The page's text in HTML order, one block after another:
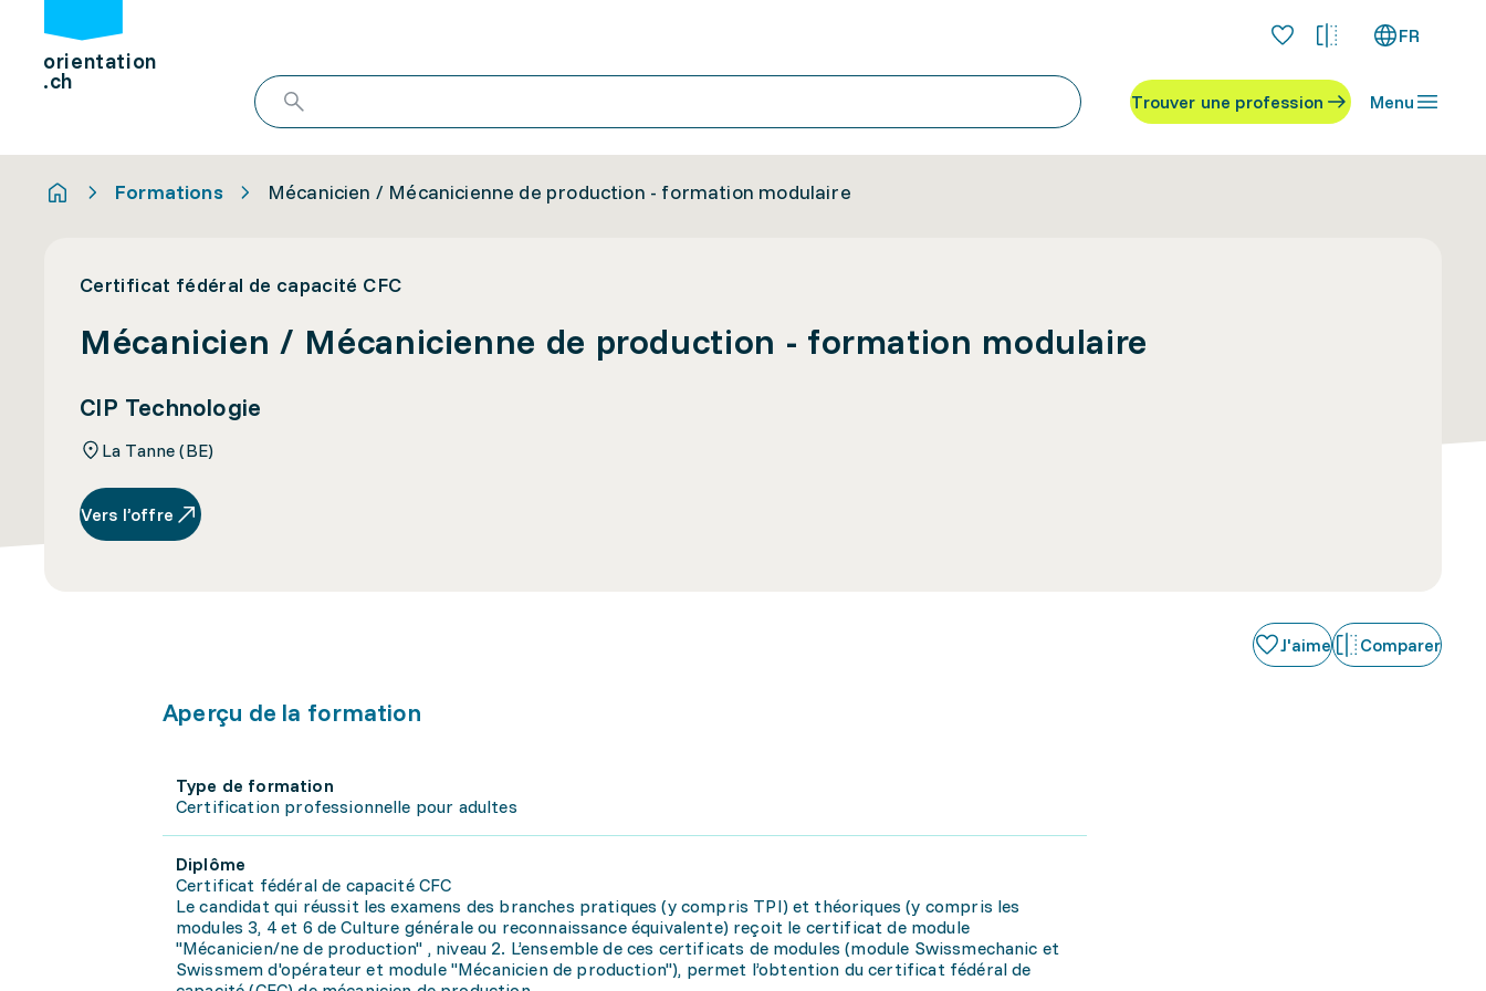
orientation
.ch
FR
Trouver une profession Menu
Formations Mécanicien / Mécanicienne de production - formation modulaire
Certificat fédéral de capacité CFC
Mécanicien / Mécanicienne de production - formation modulaire
CIP Technologie
La Tanne (BE)
Vers l’offre
J'aime Comparer
Aperçu de la formation
Type de formation
Certification professionnelle pour adultes
Diplôme
Certificat fédéral de capacité CFC
Le candidat qui réussit les examens des branches pratiques (y compris TPI) et théoriques (y compris les
modules 3, 4 et 6 de Culture générale ou reconnaissance équivalente) reçoit le certificat de module
"Mécanicien/ne de production" , niveau 2. L’ensemble de ces certificats de modules (module Swissmechanic et
Swissmem d'opérateur et module "Mécanicien de production"), permet l’obtention du certificat fédéral de